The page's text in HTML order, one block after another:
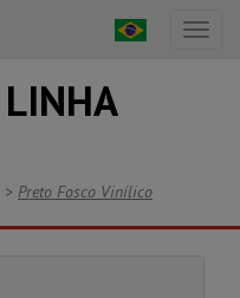
LINHA
> Preto Fosco Vinílico